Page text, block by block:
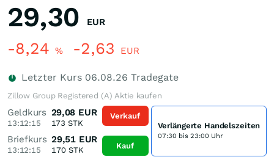
29,30 EUR
-8,24 % -2,63 EUR
Letzter Kurs 06.08.26 Tradegate
Zillow Group Registered (A) Aktie kaufen
Geldkurs
13:12:15
29,08 EUR
173 STK
Briefkurs
13:12:15
29,51 EUR
170STK
Verkauf
Kauf
Verlängerte Handelszeiten
07:30 bis 23:00 Uhr